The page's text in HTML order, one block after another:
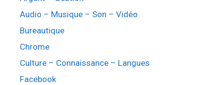
Audio – Musique – Son – Vidéo
Bureautique
Chrome
Culture – Connaissance – Langues
Facebook